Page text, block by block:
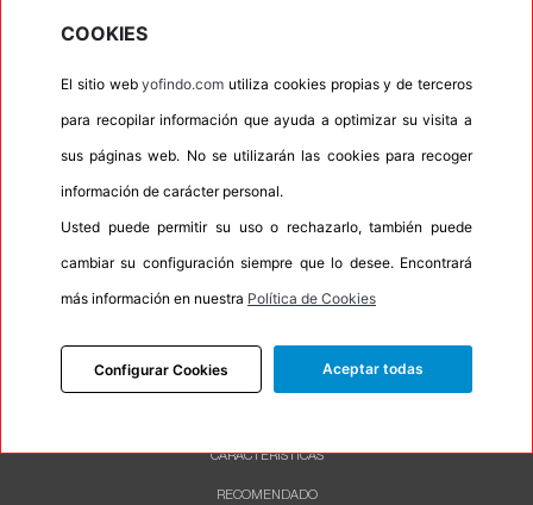
Espuma antiruido
Calidad PREMIUM
P.O.R. No
Oportunidad No
INFORMACIÓN
CARACTERÍSTICAS
RECOMENDADO
COOKIES
El sitio webyofindo.com utiliza cookies propias y de terceros
para recopilar información que ayuda a optimizar su visita a
sus páginas web. No se utilizarán las cookies para recoger
información de carácter personal.
Usted puede permitir su uso o rechazarlo, también puede
cambiar su configuración siempre que lo desee. Encontrará
más información en nuestra Política de Cookies
Configurar Cookies Aceptar todas